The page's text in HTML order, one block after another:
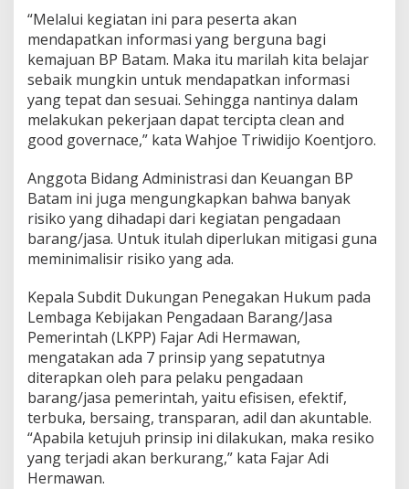
e
l
a
k
u
P
e
n
a
d
a
a
n
B
a
n
g
/
a
s
a
“Melalui kegiatan ini para peserta akan
mendapatkan informasi yang berguna bagi
kemajuan BP Batam. Maka itu marilah kita belajar
sebaik mungkin untuk mendapatkan informasi
yang tepat dan sesuai. Sehingga nantinya dalam
melakukan pekerjaan dapat tercipta clean and
good governace,” kata Wahjoe Triwidijo Koentjoro.
Anggota Bidang Administrasi dan Keuangan BP
Batam ini juga mengungkapkan bahwa banyak
risiko yang dihadapi dari kegiatan pengadaan
barang/jasa. Untuk itulah diperlukan mitigasi guna
meminimalisir risiko yang ada.
Kepala Subdit Dukungan Penegakan Hukum pada
Lembaga Kebijakan Pengadaan Barang/Jasa
Pemerintah (LKPP) Fajar Adi Hermawan,
mengatakan ada 7 prinsip yang sepatutnya
diterapkan oleh para pelaku pengadaan
barang/jasa pemerintah, yaitu efisisen, efektif,
terbuka, bersaing, transparan, adil dan akuntable.
“Apabila ketujuh prinsip ini dilakukan, maka resiko
yang terjadi akan berkurang,” kata Fajar Adi
Hermawan.